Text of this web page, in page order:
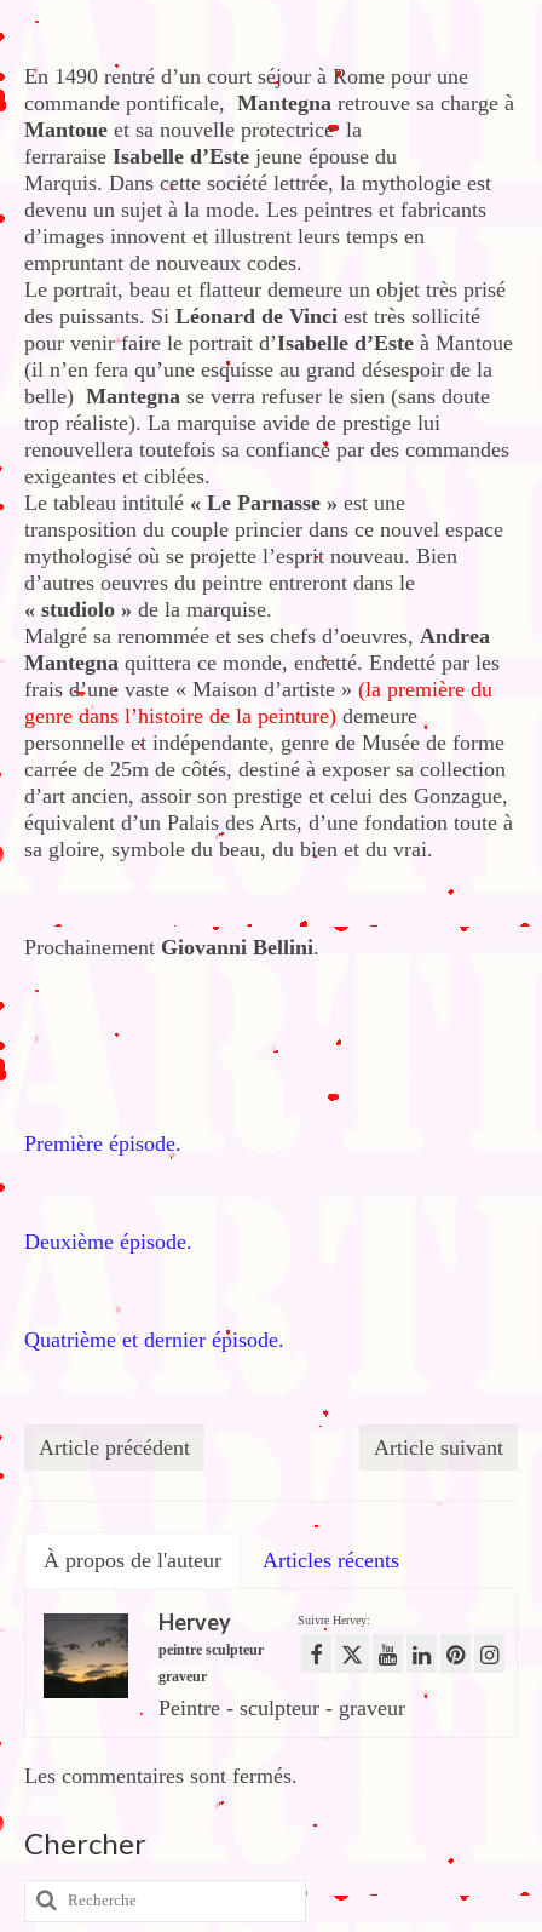
En 1490 rentré d’un court séjour à Rome pour une
commande pontificale, Mantegna retrouve sa charge à
Mantoue et sa nouvelle protectrice la
ferraraise Isabelle d’Este jeune épouse du
Marquis. Dans cette société lettrée, la mythologie est
devenu un sujet à la mode. Les peintres et fabricants
d’images innovent et illustrent leurs temps en
empruntant de nouveaux codes.
Le portrait, beau et flatteur demeure un objet très prisé
des puissants. Si Léonard de Vinci est très sollicité
pour venir faire le portrait d’Isabelle d’Este à Mantoue
(il n’en fera qu’une esquisse au grand désespoir de la
belle) Mantegna se verra refuser le sien (sans doute
trop réaliste). La marquise avide de prestige lui
renouvellera toutefois sa confiance par des commandes
exigeantes et ciblées.
Le tableau intitulé « Le Parnasse » est une
transposition du couple princier dans ce nouvel espace
mythologisé où se projette l’esprit nouveau. Bien
d’autres oeuvres du peintre entreront dans le
« studiolo » de la marquise.
Malgré sa renommée et ses chefs d’oeuvres, Andrea
Mantegna quittera ce monde, endetté. Endetté par les
frais d’une vaste « Maison d’artiste » (la première du
genre dans l’histoire de la peinture) demeure
personnelle et indépendante, genre de Musée de forme
carrée de 25m de côtés, destiné à exposer sa collection
d’art ancien, assoir son prestige et celui des Gonzague,
équivalent d’un Palais des Arts, d’une fondation toute à
sa gloire, symbole du beau, du bien et du vrai.
Prochainement Giovanni Bellini.
Première épisode.
Deuxième épisode.
Quatrième et dernier épisode.
Article précédent Article suivant
À propos de l'auteur Articles récents
Suivre Hervey:
Hervey
peintre sculpteur
graveur
Peintre - sculpteur - graveur
Les commentaires sont fermés.
Chercher
Rechercher
: